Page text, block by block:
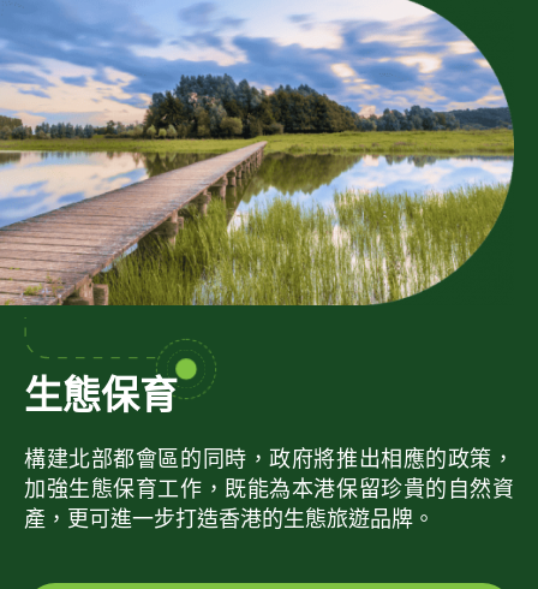
生態保育
構建北部都會區的同時，政府將推出相應的政策，
加強生態保育工作，既能為本港保留珍貴的自然資
產，更可進一步打造香港的生態旅遊品牌。